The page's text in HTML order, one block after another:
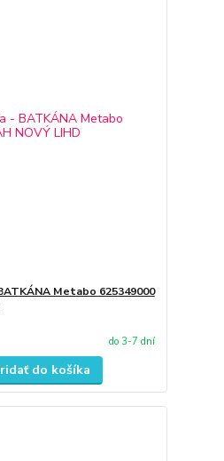
Metabo 625349000
do 3-7 dní
do košíka